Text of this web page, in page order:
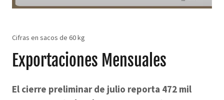
Cifras en sacos de 60 kg
Exportaciones Mensuales
El cierre preliminar de julio reporta 472 mil